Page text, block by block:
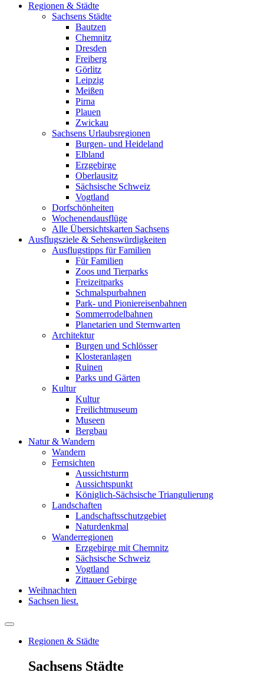
Regionen & Städte
Sachsens Städte
Bautzen
Chemnitz
Dresden
Freiberg
Görlitz
Leipzig
Meißen
Pirna
Plauen
Zwickau
Sachsens Urlaubsregionen
Burgen- und Heideland
Elbland
Erzgebirge
Oberlausitz
Sächsische Schweiz
Vogtland
Dorfschönheiten
Wochenendausflüge
Alle Übersichtskarten Sachsens
Ausflugsziele & Sehenswürdigkeiten
Ausflugstipps für Familien
Für Familien
Zoos und Tierparks
Freizeitparks
Schmalspurbahnen
Park- und Pioniereisenbahnen
Sommerrodelbahnen
Planetarien und Sternwarten
Architektur
Burgen und Schlösser
Klosteranlagen
Ruinen
Parks und Gärten
Kultur
Kultur
Freilichtmuseum
Museen
Bergbau
Natur & Wandern
Wandern
Fernsichten
Aussichtsturm
Aussichtspunkt
Königlich-Sächsische Triangulierung
Landschaften
Landschaftsschutzgebiet
Naturdenkmal
Wanderregionen
Erzgebirge mit Chemnitz
Sächsische Schweiz
Vogtland
Zittauer Gebirge
Weihnachten
Sachsen liest.
Regionen & Städte
Sachsens Städte